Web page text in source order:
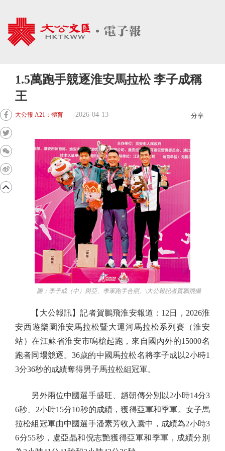
1.5萬跑手競逐淮安馬拉松 李子成稱
王
大公報 A21：體育 2026-04-13 分享
圖：李子成（中）與亞、季軍跑手合照。\大公報記者賀鵬飛攝
【大公報訊】記者賀鵬飛淮安報道：12日，2026淮
安西遊樂園淮安馬拉松暨大運河馬拉松系列賽（淮安
站）在江蘇省淮安市鳴槍起跑，來自國內外的15000名
跑者同場競逐。36歲的中國馬拉松名將李子成以2小時1
3分36秒的成績奪得男子馬拉松組冠軍。
另外兩位中國選手盛旺、趙朝傳分別以2小時14分3
6秒、2小時15分10秒的成績，獲得亞軍和季軍。女子馬
拉松組冠軍由中國選手潘素芳收入囊中，成績為2小時3
6分55秒，盧亞晶和倪志艷獲得亞軍和季軍，成績分別